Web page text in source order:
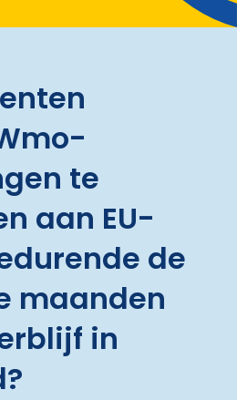
te
aan EU-
de
maanden
in